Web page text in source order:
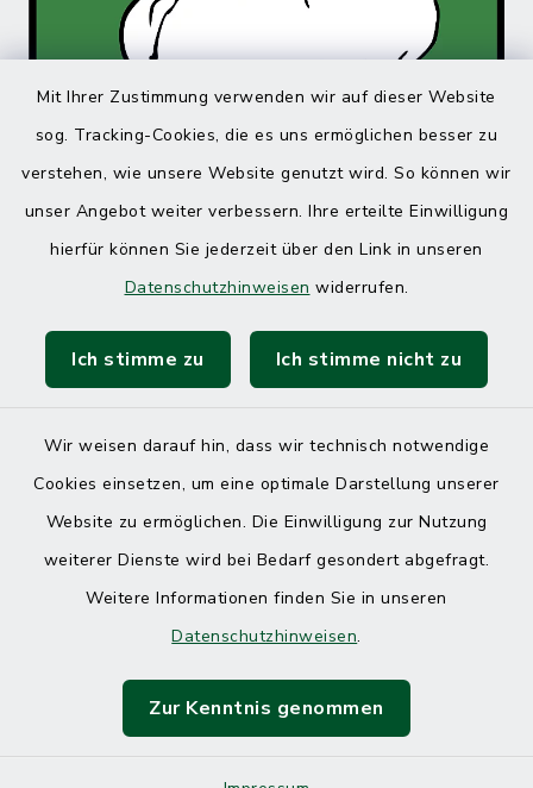
Mit Ihrer Zustimmung verwenden wir auf dieser Website
sog. Tracking-Cookies, die es uns ermöglichen besser zu
verstehen, wie unsere Website genutzt wird. So können wir
unser Angebot weiter verbessern. Ihre erteilte Einwilligung
hierfür können Sie jederzeit über den Link in unseren
Datenschutzhinweisen widerrufen.
Ich stimme zu Ich stimme nicht zu
Wir weisen darauf hin, dass wir technisch notwendige
Cookies einsetzen, um eine optimale Darstellung unserer
Website zu ermöglichen. Die Einwilligung zur Nutzung
weiterer Dienste wird bei Bedarf gesondert abgefragt.
Weitere Informationen finden Sie in unseren
Datenschutzhinweisen.
Zur Kenntnis genommen
Barrierefreiheit
Impressum